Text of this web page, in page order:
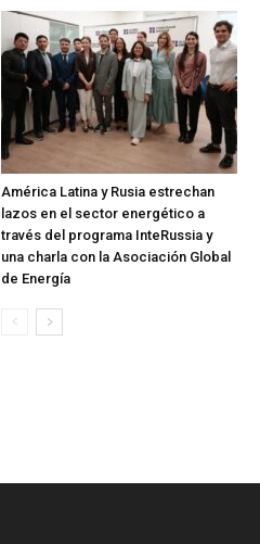
América Latina y Rusia estrechan
lazos en el sector energético a
través del programa InteRussia y
una charla con la Asociación Global
de Energía